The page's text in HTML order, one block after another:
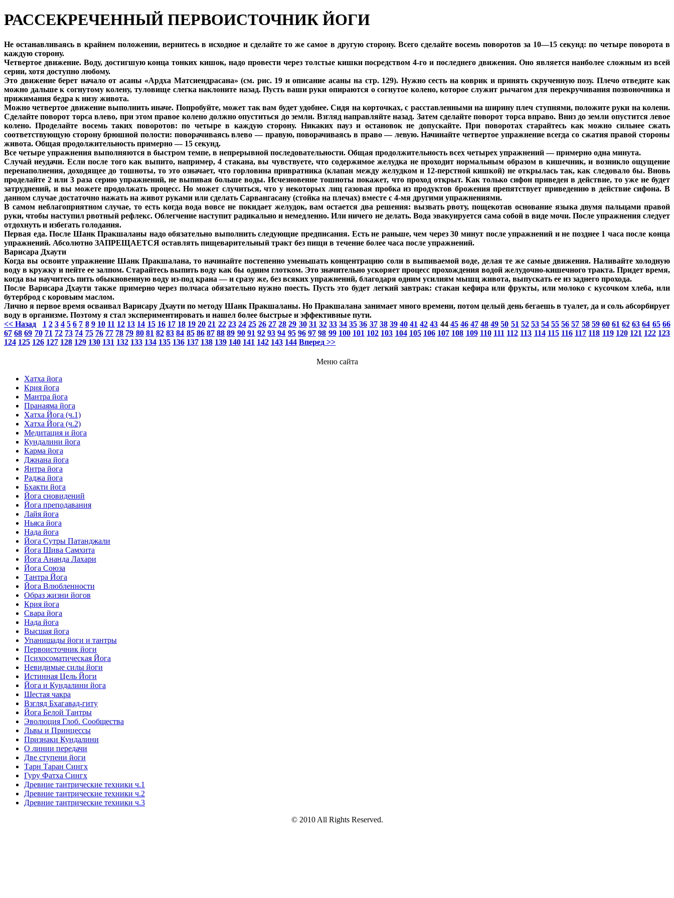
РАССЕКРЕЧЕННЫЙ ПЕРВОИСТОЧНИК ЙОГИ
Не останавливаясь в крайнем положении, вернитесь в исходное и сделайте то же самое в другую сторону. Всего сделайте восемь поворотов за 10—15 секунд: по четыре поворота в
каждую сторону.
Четвертое движение. Воду, достигшую конца тонких кишок, надо провести через толстые кишки посредством 4-го и последнего движения. Оно является наиболее сложным из всей
серии, хотя доступно любому.
Это движение берет начало от асаны «Ардха Матсиендрасана» (см. рис. 19 и описание асаны на стр. 129). Нужно сесть на коврик и принять скрученную позу. Плечо отведите как
можно дальше к согнутому колену, туловище слегка наклоните назад. Пусть ваши руки опираются о согнутое колено, которое служит рычагом для перекручивания позвоночника и
прижимания бедра к низу живота.
Можно четвертое движение выполнить иначе. Попробуйте, может так вам будет удобнее. Сидя на корточках, с расставленными на ширину плеч ступнями, положите руки на колени.
Сделайте поворот торса влево, при этом правое колено должно опуститься до земли. Взгляд направляйте назад. Затем сделайте поворот торса вправо. Вниз до земли опустится левое
колено. Проделайте восемь таких поворотов: по четыре в каждую сторону. Никаких пауз и остановок не допускайте. При поворотах старайтесь как можно сильнее сжать
соответствующую сторону брюшной полости: поворачиваясь влево — правую, поворачиваясь в право — левую. Начинайте четвертое упражнение всегда со сжатия правой стороны
живота. Общая продолжительность примерно — 15 секунд.
Все четыре упражнения выполняются в быстром темпе, в непрерывной последовательности. Общая продолжительность всех четырех упражнений — примерно одна минута.
Случай неудачи. Если после того как выпито, например, 4 стакана, вы чувствуете, что содержимое желудка не проходит нормальным образом в кишечник, и возникло ощущение
перенаполнения, доходящее до тошноты, то это означает, что горловина привратника (клапан между желудком и 12-перстной кишкой) не открылась так, как следовало бы. Вновь
проделайте 2 или 3 раза серию упражнений, не выпивая больше воды. Исчезновение тошноты покажет, что проход открыт. Как только сифон приведен в действие, то уже не будет
затруднений, и вы можете продолжать процесс. Но может случиться, что у некоторых лиц газовая пробка из продуктов брожения препятствует приведению в действие сифона. В
данном случае достаточно нажать на живот руками или сделать Сарвангасану (стойка на плечах) вместе с 4-мя другими упражнениями.
В самом неблагоприятном случае, то есть когда вода вовсе не покидает желудок, вам остается два решения: вызвать рвоту, пощекотав основание языка двумя пальцами правой
руки, чтобы наступил рвотный рефлекс. Облегчение наступит радикально и немедленно. Или ничего не делать. Вода эвакуируется сама собой в виде мочи. После упражнения следует
отдохнуть и избегать голодания.
Первая еда. После Шанк Пракшаланы надо обязательно выполнить следующие предписания. Есть не раньше, чем через 30 минут после упражнений и не позднее 1 часа после конца
упражнений. Абсолютно ЗАПРЕЩАЕТСЯ оставлять пищеварительный тракт без пищи в течение более часа после упражнений.
Варисара Дхаути
Когда вы освоите упражнение Шанк Пракшалана, то начинайте постепенно уменьшать концентрацию соли в выпиваемой воде, делая те же самые движения. Наливайте холодную
воду в кружку и пейте ее залпом. Старайтесь выпить воду как бы одним глотком. Это значительно ускоряет процесс прохождения водой желудочно-кишечного тракта. Придет время,
когда вы научитесь пить обыкновенную воду из-под крана — и сразу же, без всяких упражнений, благодаря одним усилиям мышц живота, выпускать ее из заднего прохода.
После Варисара Дхаути также примерно через полчаса обязательно нужно поесть. Пусть это будет легкий завтрак: стакан кефира или фрукты, или молоко с кусочком хлеба, или
бутерброд с коровьим маслом.
Лично я первое время осваивал Варисару Дхаути по методу Шанк Пракшаланы. Но Пракшалана занимает много времени, потом целый день бегаешь в туалет, да и соль абсорбирует
воду в организме. Поэтому я стал экспериментировать и нашел более быстрые и эффективные пути.
<< Назад
1 2 3 4 5 6 7 8 9 10 11 12 13 14 15 16 17 18 19 20 21 22 23 24 25 26 27 28 29 30 31 32 33 34 35 36 37 38 39 40 41 42 43 44 45 46 47 48 49 50 51 52 53 54 55 56 57 58 59 60 61 62 63 64 65 66
67 68 69 70 71 72 73 74 75 76 77 78 79 80 81 82 83 84 85 86 87 88 89 90 91 92 93 94 95 96 97 98 99 100 101 102 103 104 105 106 107 108 109 110 111 112 113 114 115 116 117 118 119 120 121 122 123
124 125 126 127 128 129 130 131 132 133 134 135 136 137 138 139 140 141 142 143 144 Вперед >>
Меню сайта
Хатха йога
Крия йога
Мантра йога
Пранаяма йога
Хатха Йога (ч.1)
Хатха Йога (ч.2)
Медитация и йога
Кундалини йога
Карма йога
Джнана йога
Янтра йога
Раджа йога
Бхакти йога
Йога сновидений
Йога преподавания
Лайя йога
Ньяса йога
Нада йога
Йога Сутры Патанджали
Йога Шива Самхита
Йога Ананда Лахари
Йога Союза
Тантра Йога
Йога Влюбленности
Образ жизни йогов
Крия йога
Свара йога
Нада йога
Высшая йога
Упанишады йоги и тантры
Первоисточник йоги
Психосоматическая Йога
Невидимые силы йоги
Истинная Цель Йоги
Йога и Кундалини йога
Шестая чакра
Взгляд Бхагавад-гиту
Йога Белой Тантры
Эволюция Глоб. Сообщества
Львы и Принцессы
Признаки Кундалини
О линии передачи
Две ступени йоги
Тарн Таран Сингх
Гуру Фатха Сингх
Древние тантрические техники ч.1
Древние тантрические техники ч.2
Древние тантрические техники ч.3
© 2010 All Rights Reserved.